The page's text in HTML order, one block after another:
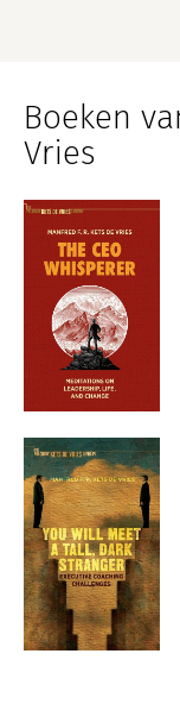
Boeken
Vries